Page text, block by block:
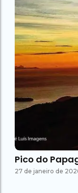
Pico do
27 de janeiro de